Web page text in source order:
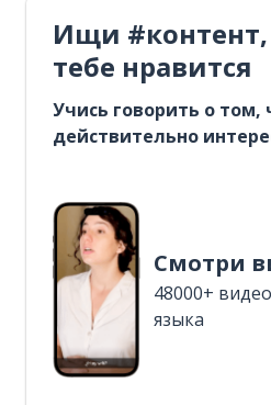
Ищи
тебе нравится
Учись говорить о том,
действительно
Смотри
48000+
языка